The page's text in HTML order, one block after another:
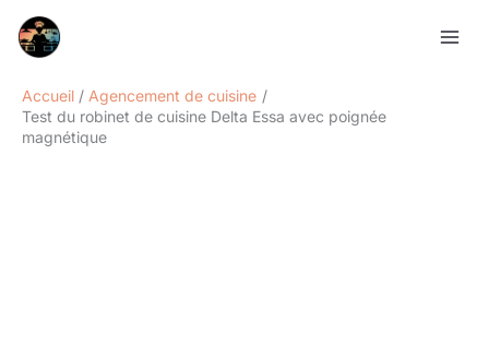
Accueil
Agencement de cuisine
Test du robinet de cuisine Delta Essa avec poignée
magnétique
Rechercher